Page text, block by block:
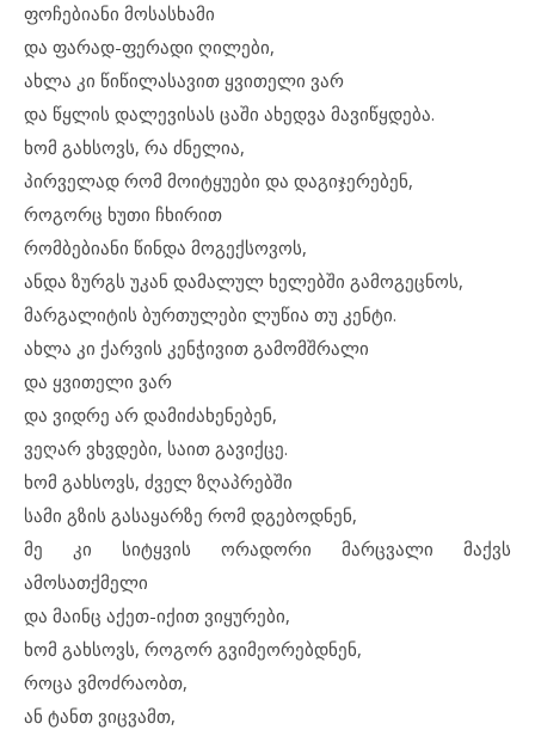
ფოჩებიანი მოსასხამი
და ფარად-ფერადი ღილები,
ახლა კი წიწილასავით ყვითელი ვარ
და წყლის დალევისას ცაში ახედვა მავიწყდება.
ხომ გახსოვს, რა ძნელია,
პირველად რომ მოიტყუები და დაგიჯერებენ,
როგორც ხუთი ჩხირით
რომბებიანი წინდა მოგექსოვოს,
ანდა ზურგს უკან დამალულ ხელებში გამოგეცნოს,
მარგალიტის ბურთულები ლუწია თუ კენტი.
ახლა კი ქარვის კენჭივით გამომშრალი
და ყვითელი ვარ
და ვიდრე არ დამიძახენებენ,
ვეღარ ვხვდები, საით გავიქცე.
ხომ გახსოვს, ძველ ზღაპრებში
სამი გზის გასაყარზე რომ დგებოდნენ,
მე კი სიტყვის ორადორი მარცვალი მაქვს
ამოსათქმელი
და მაინც აქეთ-იქით ვიყურები,
ხომ გახსოვს, როგორ გვიმეორებდნენ,
როცა ვმოძრაობთ,
ან ტანთ ვიცვამთ,